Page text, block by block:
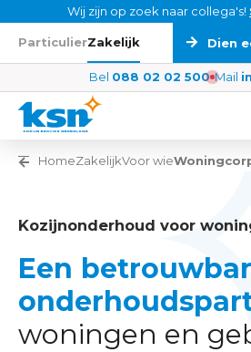
Ga naar de inhoudWij zijn op zoek naar collega's!
ParticulierZakelijk Dien
Bel 088 02 02 500 Mail
Vorige pagina
HomeZakelijkVoor wie
Kozijnonderhoud voor
Een
woningen en